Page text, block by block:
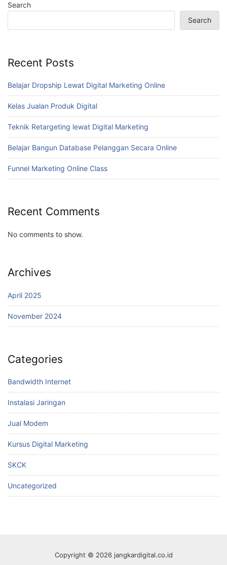
Search
Search
Recent Posts
Belajar Dropship Lewat Digital Marketing Online
Kelas Jualan Produk Digital
Teknik Retargeting lewat Digital Marketing
Belajar Bangun Database Pelanggan Secara Online
Funnel Marketing Online Class
Recent Comments
No comments to show.
Archives
April 2025
November 2024
Categories
Bandwidth Internet
Instalasi Jaringan
Jual Modem
Kursus Digital Marketing
SKCK
Uncategorized
Copyright © 2026 jangkardigital.co.id